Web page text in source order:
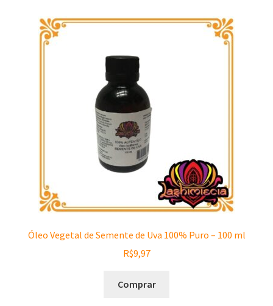
Óleo Vegetal de Semente de Uva 100% Puro – 100 ml
R$9,97
Comprar